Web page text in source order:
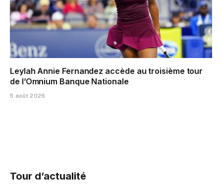
Leylah Annie Fernandez accède au troisième tour
de l’Omnium Banque Nationale
5 août 2026
Tour d’actualité